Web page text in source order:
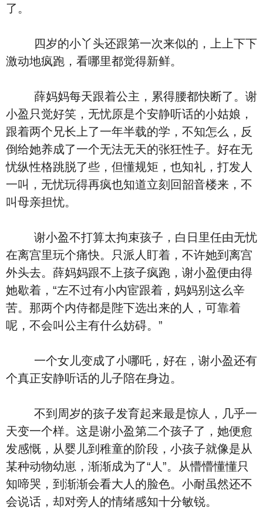
了。
四岁的小丫头还跟第一次来似的，上上下下
激动地疯跑，看哪里都觉得新鲜。
薛妈妈每天跟着公主，累得腰都快断了。谢
小盈只觉好笑，无忧原是个安静听话的小姑娘，
跟着两个兄长上了一年半载的学，不知怎么，反
倒给她养成了一个无法无天的张狂性子。好在无
忧纵性格跳脱了些，但懂规矩，也知礼，打发人
一叫，无忧玩得再疯也知道立刻回韶音楼来，不
叫母亲担忧。
谢小盈不打算太拘束孩子，白日里任由无忧
在离宫里玩个痛快。只派人盯着，不许她到离宫
外头去。薛妈妈跟不上孩子疯跑，谢小盈便由得
她歇着，“左不过有小内宦跟着，妈妈别这么辛
苦。那两个内侍都是陛下选出来的人，可靠着
呢，不会叫公主有什么妨碍。”
一个女儿变成了小哪吒，好在，谢小盈还有
个真正安静听话的儿子陪在身边。
不到周岁的孩子发育起来最是惊人，几乎一
天变一个样。这是谢小盈第二个孩子了，她便愈
发感慨，从婴儿到稚童的阶段，小孩子就像是从
某种动物幼崽，渐渐成为了“人”。从懵懵懂懂只
知啼哭，到渐渐会看大人的脸色。小耐虽然还不
会说话，却对旁人的情绪感知十分敏锐。